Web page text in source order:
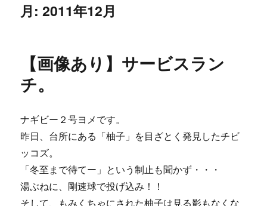
月:2011年12月
【画像あり】サービスラン
チ。
ナギビー２号ヨメです。
昨日、台所にある「柚子」を目ざとく発見したチビ
ッコズ。
「冬至まで待てー」という制止も聞かず・・・
湯ぶねに、剛速球で投げ込み！！
そして、もみくちゃにされた柚子は見る影もなくな